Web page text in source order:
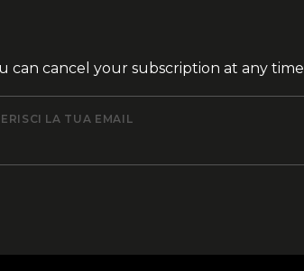
can cancel your subscription at any time
LA TUA EMAIL